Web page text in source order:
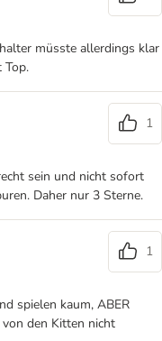
müsste allerdings klar
Top.
1
sein und nicht sofort
Daher nur 3 Sterne.
1
spielen kaum, ABER
den Kitten nicht